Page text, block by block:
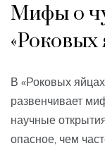
Мифы о
«Роковых
В «Роковых
развенчивает
научные
опасное, чем